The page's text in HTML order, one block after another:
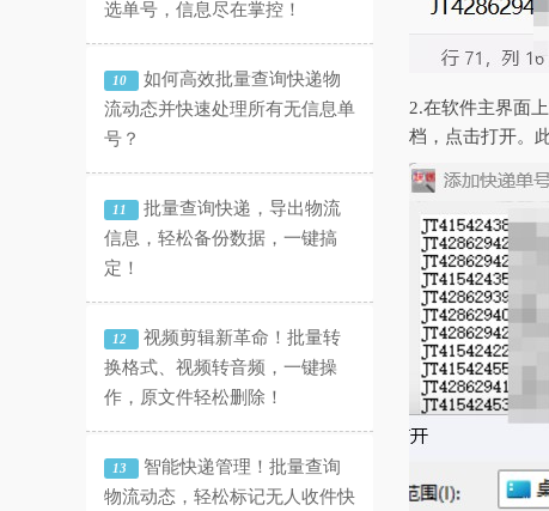
选单号，信息尽在掌控！
10
如何高效批量查询快递物
流动态并快速处理所有无信息单
号？
11
批量查询快递，导出物流
信息，轻松备份数据，一键搞
定！
12
视频剪辑新革命！批量转
换格式、视频转音频，一键操
作，原文件轻松删除！
13
智能快递管理！批量查询
物流动态，轻松标记无人收件快
2.在软件主界面
档，点击打开。